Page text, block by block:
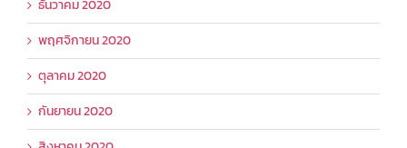
ธันวาคม 2020
พฤศจิกายน 2020
ตุลาคม 2020
กันยายน 2020